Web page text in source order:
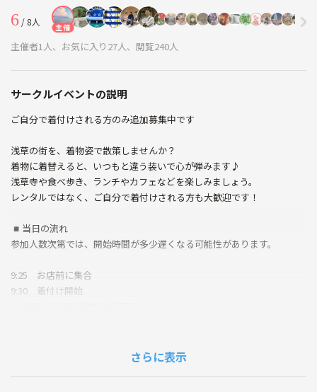
6/ 8人 主催
主催者1人、お気に入り27人、閲覧240人
サークルイベントの説明
ご自分で着付けされる方のみ追加募集中です
浅草の街を、着物姿で散策しませんか？
着物に着替えると、いつもと違う装いで心が弾みます♪
浅草寺や食べ歩き、ランチやカフェなどを楽しみましょう。
レンタルではなく、ご自分で着付けされる方も大歓迎です！
◾️当日の流れ
参加人数次第では、開始時間が多少遅くなる可能性があります。
9:25 お店前に集合
9:30 着付け開始
散策スタート浅草寺参拝、食べ歩き、ランチやカフェを楽しみます。
さらに表示